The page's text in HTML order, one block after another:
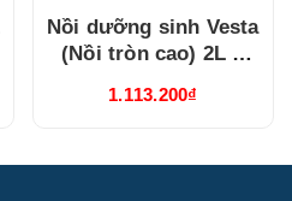
Nồi dưỡng sinh Vesta
(Nồi tròn cao) 2L +
Cook Xám 2
1.113.200₫